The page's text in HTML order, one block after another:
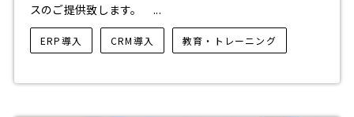
スのご提供致します。 ...
ERP導入 CRM導入 教育・トレーニング